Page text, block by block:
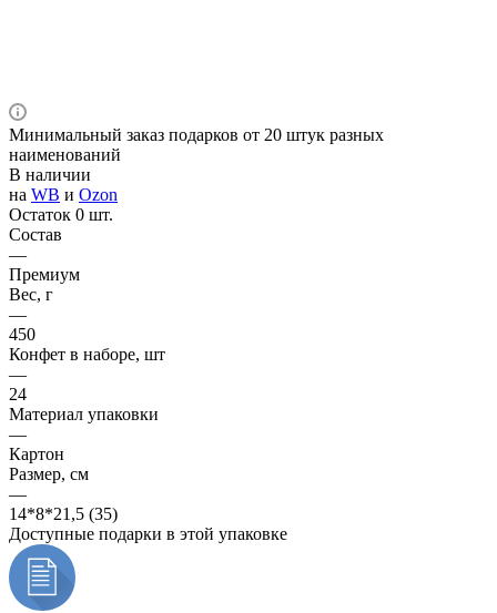
Минимальный заказ подарков от 20 штук разных
наименований
В наличии
на WB и Ozon
Остаток 0 шт.
Состав
—
Премиум
Вес, г
—
450
Конфет в наборе, шт
—
24
Материал упаковки
—
Картон
Размер, см
—
14*8*21,5 (35)
Доступные подарки в этой упаковке